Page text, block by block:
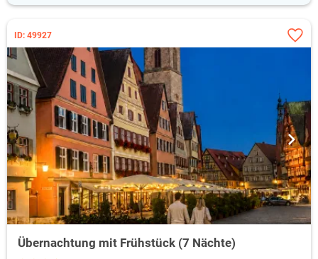
ID: 49927
Übernachtung mit Frühstück (7 Nächte)